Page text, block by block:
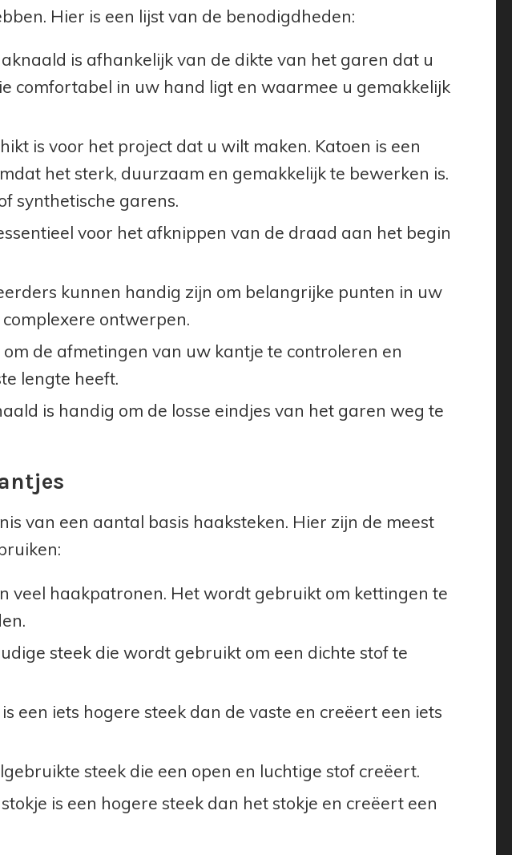
Hier is een lijst van de benodigdheden:
is afhankelijk van de dikte van het garen dat u
comfortabel in uw hand ligt en waarmee u gemakkelijk
is voor het project dat u wilt maken. Katoen is een
het sterk, duurzaam en gemakkelijk te bewerken is.
synthetische garens.
voor het afknippen van de draad aan het begin
kunnen handig zijn om belangrijke punten in uw
ontwerpen.
de afmetingen van uw kantje te controleren en
lengte heeft.
is handig om de losse eindjes van het garen weg te
van een aantal basis haaksteken. Hier zijn de meest
veel haakpatronen. Het wordt gebruikt om kettingen te
steek die wordt gebruikt om een dichte stof te
een iets hogere steek dan de vaste en creëert een iets
steek die een open en luchtige stof creëert.
is een hogere steek dan het stokje en creëert een